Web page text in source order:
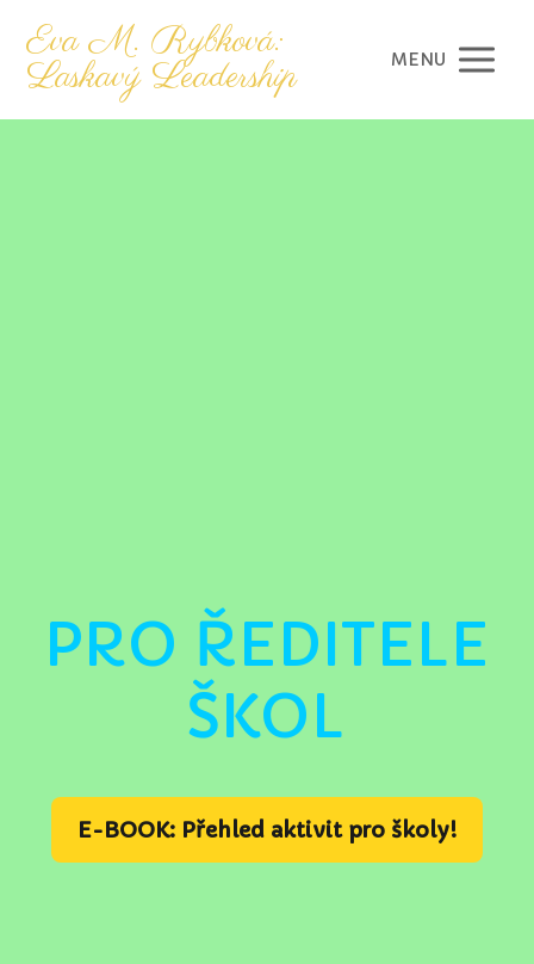
Eva M. Rybková:
Laskavý Leadership MENU
PRO ŘEDITELE
ŠKOL
E-BOOK: Přehled aktivit pro školy!